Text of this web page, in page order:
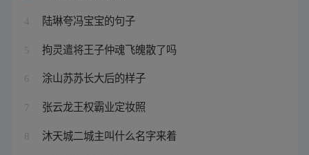
4 陆琳夸冯宝宝的句子
5 拘灵遣将王子仲魂飞魄散了吗
6 涂山苏苏长大后的样子
7 张云龙王权霸业定妆照
8 沐天城二城主叫什么名字来着